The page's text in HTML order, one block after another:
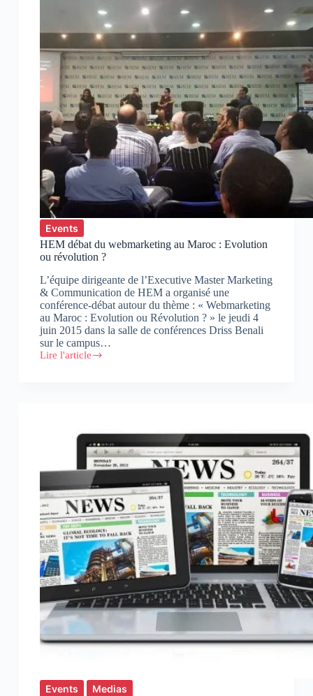
Events
HEM débat du webmarketing au Maroc : Evolution
ou révolution ?
L’équipe dirigeante de l’Executive Master Marketing
& Communication de HEM a organisé une
conférence-débat autour du thème : « Webmarketing
au Maroc : Evolution ou Révolution ? » le jeudi 4
juin 2015 dans la salle de conférences Driss Benali
sur le campus…
Lire l'article
HEM
révolution
Events
Medias